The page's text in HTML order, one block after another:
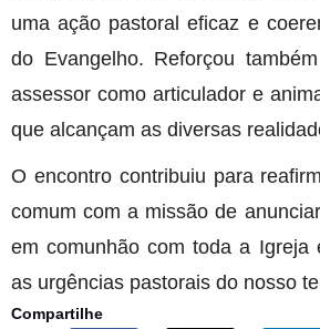
uma ação pastoral eficaz e
do Evangelho. Reforçou
assessor como articulador e
que alcançam as diversas
O encontro contribuiu para
comum com a missão de
em comunhão com toda a Igreja
as urgências pastorais do nosso
Compartilhe